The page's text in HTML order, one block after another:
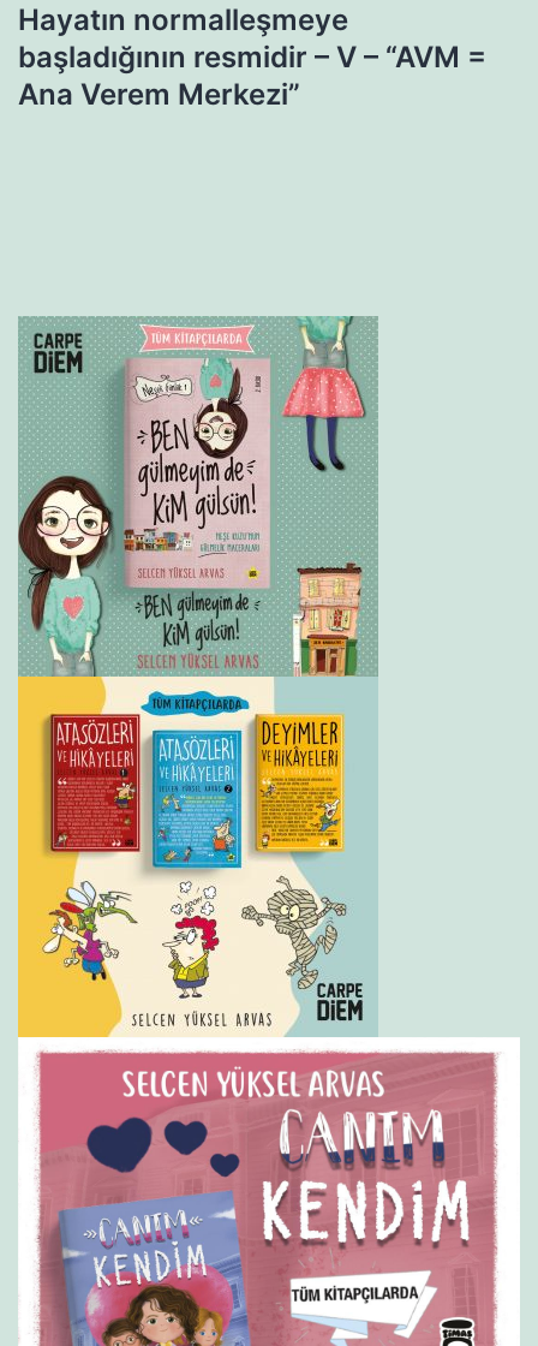
Hayatın normalleşmeye
başladığının resmidir – V – “AVM =
Ana Verem Merkezi”